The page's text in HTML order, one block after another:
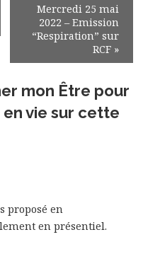
Mercredi 25 mai
2022 – Emission
“Respiration” sur
RCF »
mon Être pour
vie sur cette
proposé en
en présentiel.